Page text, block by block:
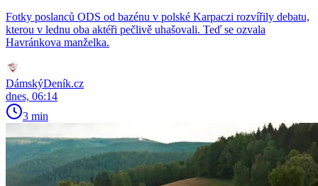
Fotky poslanců ODS od bazénu v polské Karpaczi rozvířily debatu,
kterou v lednu oba aktéři pečlivě uhašovali. Teď se ozvala
Havránkova manželka.
DámskýDeník.cz
dnes, 06:14
3 min